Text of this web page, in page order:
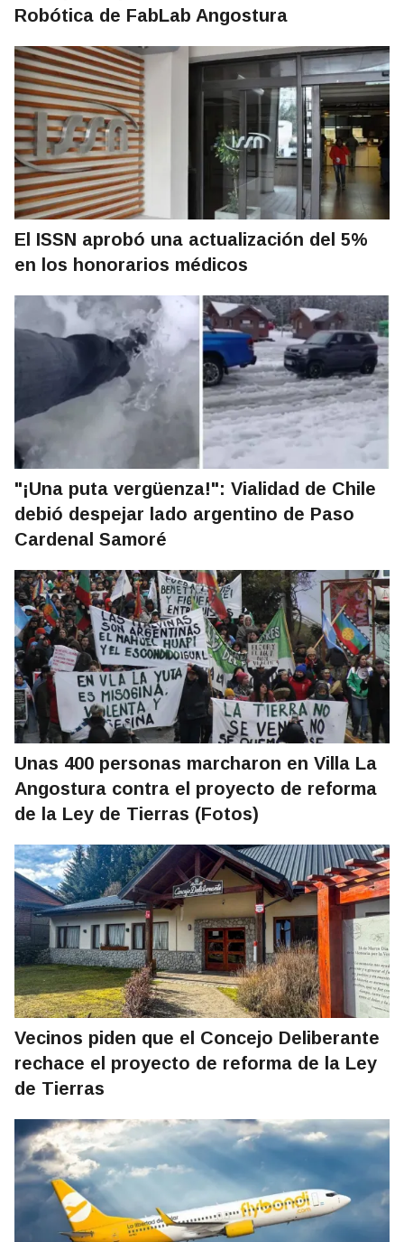
Robótica de FabLab Angostura
El ISSN aprobó una actualización del 5%
en los honorarios médicos
"¡Una puta vergüenza!": Vialidad de Chile
debió despejar lado argentino de Paso
Cardenal Samoré
Unas 400 personas marcharon en Villa La
Angostura contra el proyecto de reforma
de la Ley de Tierras (Fotos)
Vecinos piden que el Concejo Deliberante
rechace el proyecto de reforma de la Ley
de Tierras